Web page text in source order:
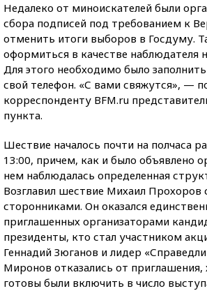
Недалеко от миноискателей были
сбора подписей под требованием к
отменить итоги выборов в Госдуму.
оформиться в качестве наблюдателя
Для этого необходимо было
свой телефон. «С вами свяжутся», —
корреспонденту BFM.ru
пункта.
Шествие началось почти на полчаса
13:00, причем, как и было объявлено
нем наблюдалась определенная
Возглавил шествие Михаил Прохоров
сторонниками. Он оказался
приглашенных организаторами
президенты, кто стал участником
Геннадий Зюганов и лидер
Миронов отказались от приглашения,
готовы были включить в число